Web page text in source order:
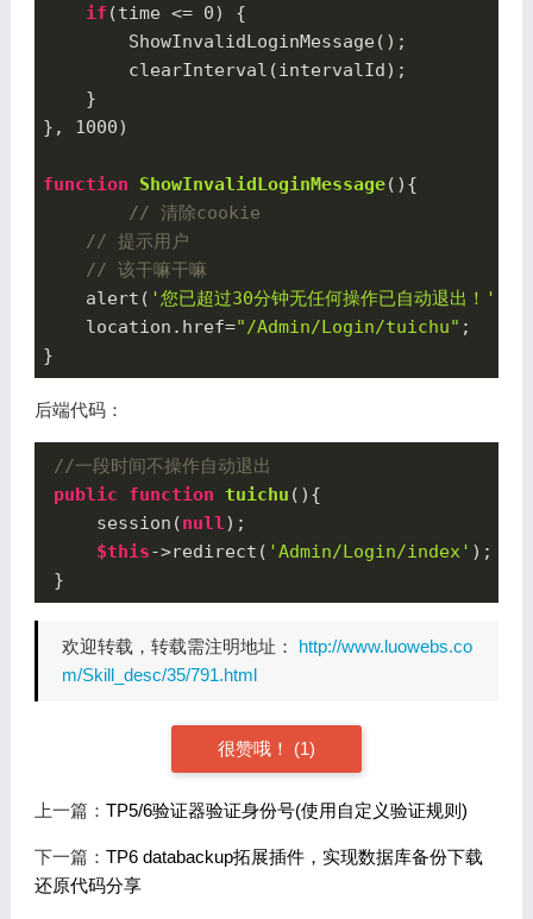
if (time <= 0) {
        ShowInvalidLoginMessage();
        clearInterval(intervalId);
    }
}, 1000)
function ShowInvalidLoginMessage( ) {
// 清除cookie
// 提示用户
// 该干嘛干嘛
    alert(
'您已超过30分钟无任何操作已自动退出！'
    location.href=
"/Admin/Login/tuichu" ;
}
后端代码：
//一段时间不操作自动退出
public
function tuichu () {
     session(
null );
$this->redirect( 'Admin/Login/index' );
}
欢迎转载，转载需注明地址： http://www.luowebs.co
m/Skill_desc/35/791.html
很赞哦！ (1)
上一篇： TP5/6验证器验证身份号(使用自定义验证规则)
下一篇： TP6 databackup拓展插件，实现数据库备份下载
还原代码分享